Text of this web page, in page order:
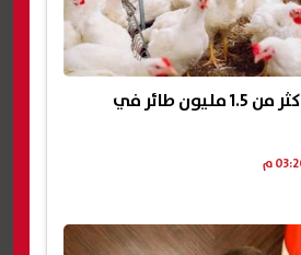
الزراعة: تحصين أكثر من 1.5 مليون طائر في